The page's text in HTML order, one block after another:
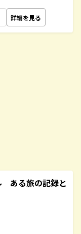
詳細を見る
ある旅の記録と